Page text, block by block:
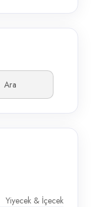
Ara
Yiyecek & İçecek